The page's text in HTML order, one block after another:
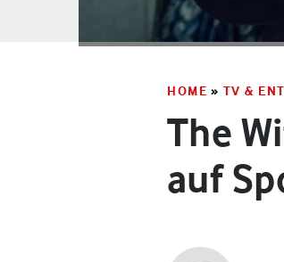
HOME » TV &
The
auf